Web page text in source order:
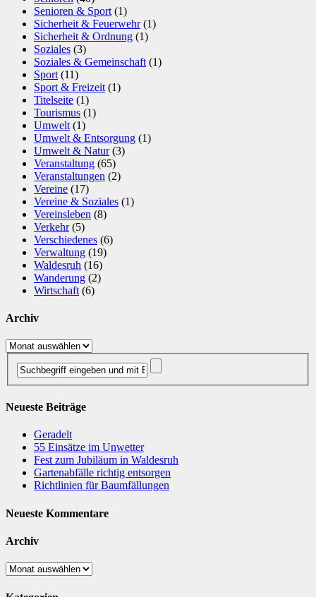
Senioren & Sport (1)
Sicherheit & Feuerwehr(1)
Sicherheit & Ordnung (1)
Soziales (3)
Soziales & Gemeinschaft (1)
Sport (11)
Sport & Freizeit (1)
Titelseite (1)
Tourismus (1)
Umwelt (1)
Umwelt & Entsorgung (1)
Umwelt & Natur(3)
Veranstaltung (65)
Veranstaltungen (2)
Vereine (17)
Vereine & Soziales (1)
Vereinsleben (8)
Verkehr(5)
Verschiedenes (6)
Verwaltung (19)
Waldesruh (16)
Wanderung (2)
Wirtschaft (6)
Archiv
Archiv
Neueste Beiträge
Geradelt
​55 Einsätze im Unwetter
Fest zum Jubiläum in Waldesruh
Gartenabfälle richtig entsorgen
Richtlinien für Baumfällungen
Neueste Kommentare
Archiv
Archiv